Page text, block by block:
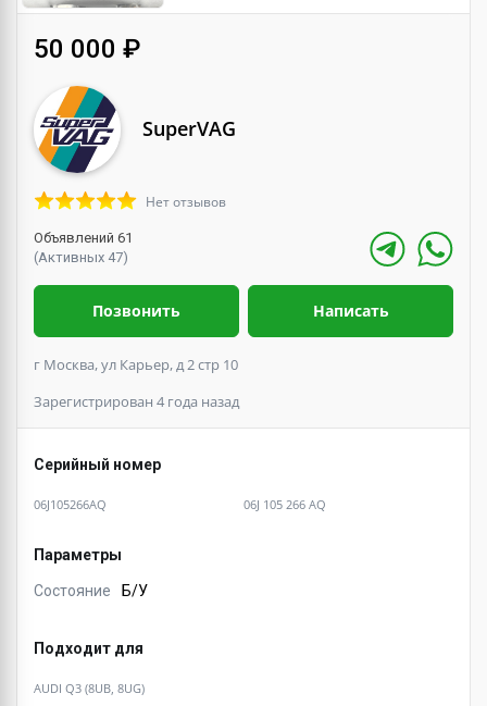
50 000 ₽
SuperVAG
Нет отзывов
Объявлений 61
(Активных 47)
Позвонить Написать
г Москва, ул Карьер, д 2 стр 10
Зарегистрирован 4 года назад
Серийный номер
06J105266AQ 06J 105 266 AQ
Параметры
Состояние Б/У
Подходит для
AUDI Q3 (8UB, 8UG)